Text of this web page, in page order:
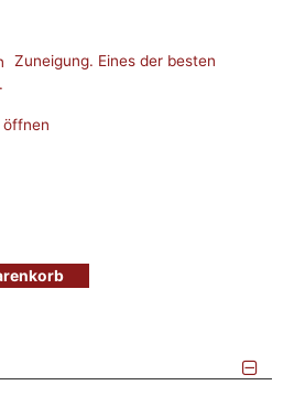
Zuneigung. Eines der besten
öffnen